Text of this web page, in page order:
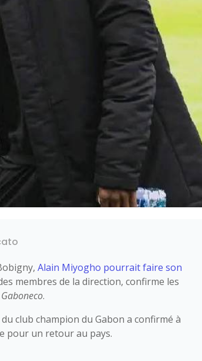
Alain Miyogho pourrait faire son
membres de la direction, confirme les
Gaboneco.
club champion du Gabon a confirmé à
pour un retour au pays.